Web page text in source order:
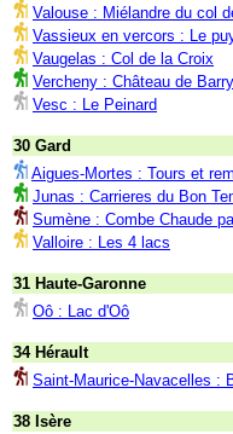
Valouse : Miélandre du col
Vassieux en vercors : Le
Vaugelas : Col de la Croix
Vercheny : Château de Barry
Vesc : Le Peinard
30 Gard
Aigues-Mortes : Tours et
Junas : Carrieres du Bon
Sumène : Combe Chaude
Valloire : Les 4 lacs
31 Haute-Garonne
Oô : Lac d'Oô
34 Hérault
Saint-Maurice-Navacelles :
38 Isère